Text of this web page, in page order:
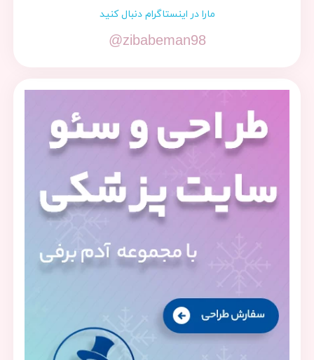
مارا در اینستاگرام دنبال کنید
@zibabeman98